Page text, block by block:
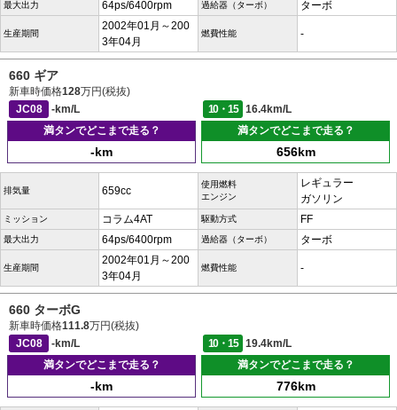
最大出力 64ps/6400rpm 過給器（ターボ） ターボ
生産期間
2002年01月～200
3年04月
燃費性能 -
660 ギア
新車時価格128万円(税抜)
JC08
-km/L 10・15
16.4km/L
満タンでどこまで走る？
-km
満タンでどこまで走る？
656km
排気量 659cc
使用燃料
エンジン
レギュラー
ガソリン
ミッション コラム4AT 駆動方式 FF
最大出力 64ps/6400rpm 過給器（ターボ） ターボ
生産期間
2002年01月～200
3年04月
燃費性能 -
660 ターボG
新車時価格111.8万円(税抜)
JC08
-km/L 10・15
19.4km/L
満タンでどこまで走る？
-km
満タンでどこまで走る？
776km